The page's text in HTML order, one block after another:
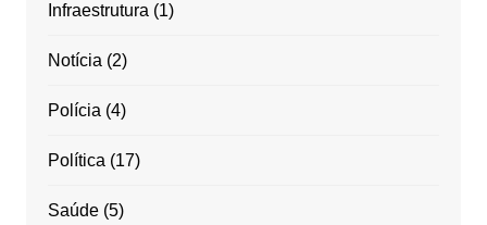
Infraestrutura (1)
Notícia (2)
Polícia (4)
Política (17)
Saúde(5)